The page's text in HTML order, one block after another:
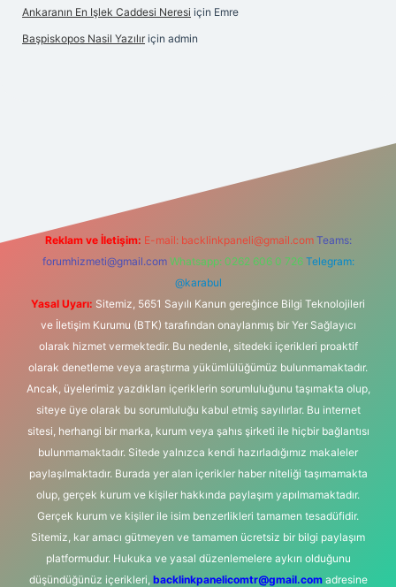
Ankaranın En Işlek Caddesi Neresi için Emre
Başpiskopos Nasil Yazılır için admin
Reklam ve İletişim: E-mail: backlinkpaneli@gmail.com Teams:
forumhizmeti@gmail.com Whatsapp: 0262 606 0 726 Telegram:
@karabul
Yasal Uyarı: Sitemiz, 5651 Sayılı Kanun gereğince Bilgi Teknolojileri
ve İletişim Kurumu (BTK) tarafından onaylanmış bir Yer Sağlayıcı
olarak hizmet vermektedir. Bu nedenle, sitedeki içerikleri proaktif
olarak denetleme veya araştırma yükümlülüğümüz bulunmamaktadır.
Ancak, üyelerimiz yazdıkları içeriklerin sorumluluğunu taşımakta olup,
siteye üye olarak bu sorumluluğu kabul etmiş sayılırlar. Bu internet
sitesi, herhangi bir marka, kurum veya şahıs şirketi ile hiçbir bağlantısı
bulunmamaktadır. Sitede yalnızca kendi hazırladığımız makaleler
paylaşılmaktadır. Burada yer alan içerikler haber niteliği taşımamakta
olup, gerçek kurum ve kişiler hakkında paylaşım yapılmamaktadır.
Gerçek kurum ve kişiler ile isim benzerlikleri tamamen tesadüfidir.
Sitemiz, kar amacı gütmeyen ve tamamen ücretsiz bir bilgi paylaşım
platformudur. Hukuka ve yasal düzenlemelere aykırı olduğunu
düşündüğünüz içerikleri, backlinkpanelicomtr@gmail.comadresine